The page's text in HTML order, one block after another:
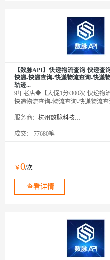
【数脉API】快递物流查询-快递查
快递-快递查询-快递物流查询-快递
轨迹...
9年老店◆【大促1分/300次-快递物
快递物流查询-物流查询-快递物流查
物流查询-物流记录跟踪查询接口】
别，可查询国内外上千家物流快递
服务商： 杭州数脉科技有限公司
成交： 77680笔
￥0/次
查看详情